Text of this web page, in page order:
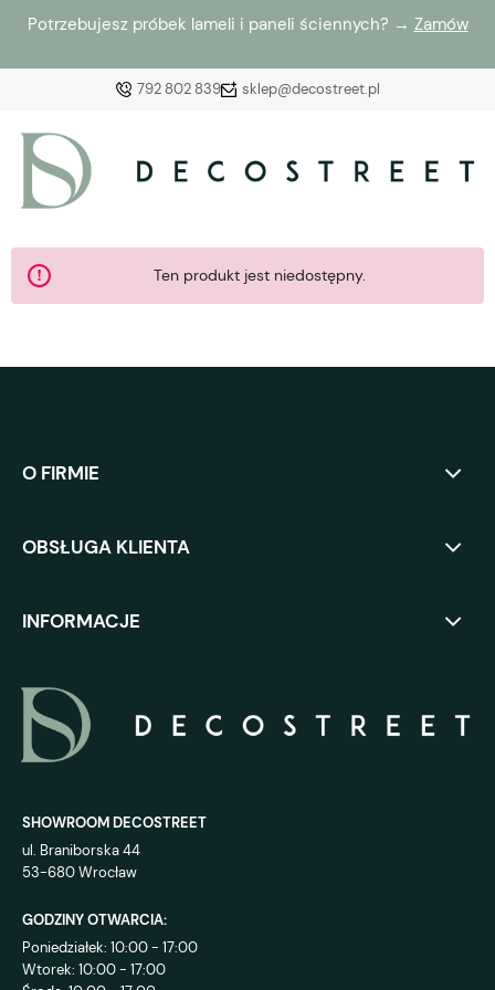
Potrzebujesz próbek lameli i paneli ściennych? → Zamów
792 802 839 sklep@decostreet.pl
Ten produkt jest niedostępny.
O FIRMIE
OBSŁUGA KLIENTA
INFORMACJE
SHOWROOM DECOSTREET
ul. Braniborska 44
53-680 Wrocław
GODZINY OTWARCIA:
Poniedziałek: 10:00 - 17:00
Wtorek: 10:00 - 17:00